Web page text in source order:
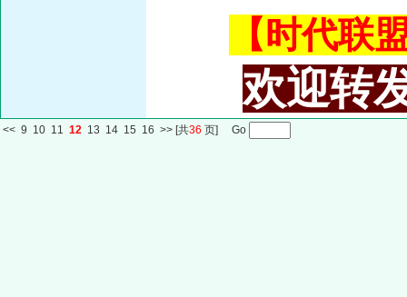
【时代联
欢迎转
<< 9 10 11 12 13 14 15 16 >> [共36 页] Go